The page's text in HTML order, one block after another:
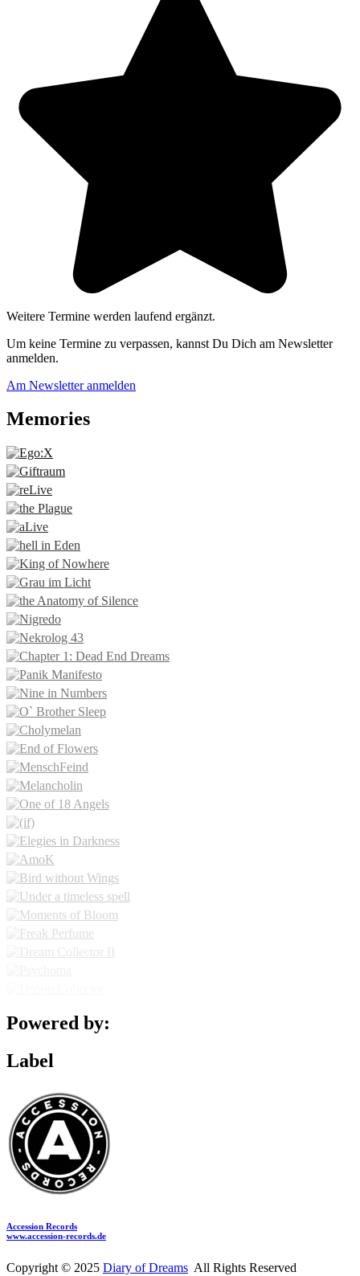
Weitere Termine werden laufend ergänzt.
Um keine Termine zu verpassen, kannst Du Dich am Newsletter
anmelden.
Am Newsletter anmelden
Memories
Powered by:
Label
Accession Records
www.accession-records.de
Copyright © 2025 Diary of Dreams All Rights Reserved